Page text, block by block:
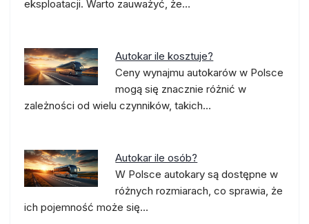
eksploatacji. Warto zauważyć, że…
Autokar ile kosztuje?
Ceny wynajmu autokarów w Polsce
mogą się znacznie różnić w
zależności od wielu czynników, takich…
Autokar ile osób?
W Polsce autokary są dostępne w
różnych rozmiarach, co sprawia, że
ich pojemność może się…